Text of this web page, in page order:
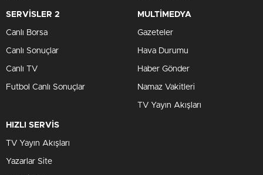
SERVİSLER 2
Canlı Borsa
Canlı Sonuçlar
Canlı TV
Futbol Canlı Sonuçlar
MULTİMEDYA
Gazeteler
Hava Durumu
Haber Gönder
Namaz Vakitleri
TV Yayın Akışları
HIZLI SERVİS
TV Yayın Akışları
Yazarlar Site